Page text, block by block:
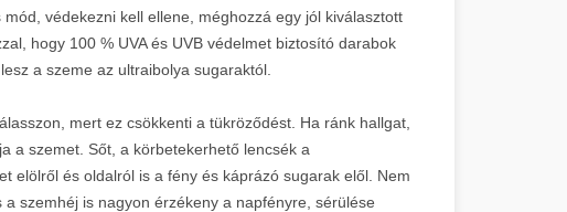
védekezni kell ellene, méghozzá egy jól kiválasztott
hogy 100 % UVA és UVB védelmet biztosító darabok
a szeme az ultraibolya sugaraktól.
mert ez csökkenti a tükröződést. Ha ránk hallgat,
a szemet. Sőt, a körbetekerhető lencsék a
elölről és oldalról is a fény és káprázó sugarak elől. Nem
szemhéj is nagyon érzékeny a napfényre, sérülése